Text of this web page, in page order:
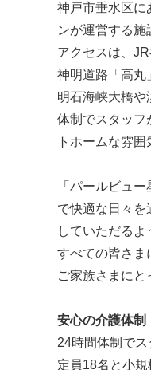
神戸市垂水区に
ンが運営する施
アクセスは、
神明道路「高丸
明石海峡大橋
体制でスタッフ
トホームな雰
「パールビュ
で快適な日々
していただるよ
すべての皆さま
ご家族さまにと
安心の介護体制
24時間体制でス
定員18名と小